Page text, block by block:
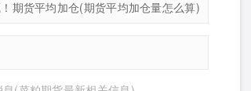
期货平均加仓(期货平均加仓量怎么算)